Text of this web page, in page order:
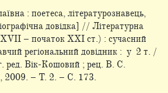
: поетеса, літературознавець,
довідка] // Літературна
– початок XXI ст.) : сучасний
регіональний довідник : у 2 т. /
ред. Вік-Кошовий ; рец. В. С.
2009. – Т. 2. – С. 173.